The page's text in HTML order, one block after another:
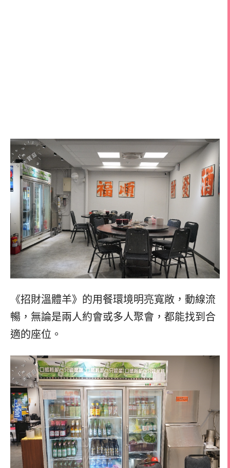
《招財溫體羊》的用餐環境明亮寬敞，動線流
暢，無論是兩人約會或多人聚會，都能找到合
適的座位。